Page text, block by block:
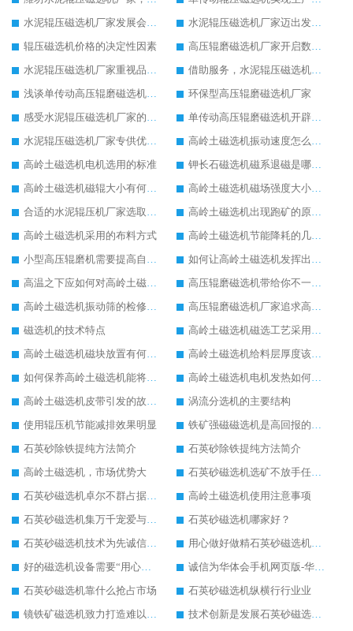
水泥辊压磁选机厂家发展会更好
水泥辊压磁选机厂家迈出发展新步伐
辊压磁选机价格的决定性因素
高压辊磨磁选机厂家开启数字转型生产
水泥辊压磁选机厂家重视品质发展
借助服务，水泥辊压磁选机厂家不断发展壮大
浅谈单传动高压辊磨磁选机节电工作
环保型高压辊磨磁选机厂家
感受水泥辊压磁选机厂家的品牌力量
单传动高压辊磨磁选机开辟新的发展思路
水泥辊压磁选机厂家专供优质好货
高岭土磁选机振动速度怎么调节
高岭土磁选机电机选用的标准
钾长石磁选机磁系退磁是哪些原因导致的
高岭土磁选机磁辊大小有何影响
高岭土磁选机磁场强度大小的选择
合适的水泥辊压机厂家选取重要
高岭土磁选机出现跑矿的原因有哪些
高岭土磁选机采用的布料方式
高岭土磁选机节能降耗的几方面要点
小型高压辊磨机需要提高自动化水平
如何让高岭土磁选机发挥出更大使用价值
高温之下应如何对高岭土磁选机进行保护
高压辊磨磁选机带给你不一样的生产意义
高岭土磁选机振动筛的检修内容
高压辊磨磁选机厂家追求高端生产
磁选机的技术特点
高岭土磁选机磁选工艺采用的分离方法
高岭土磁选机磁块放置有何要求
高岭土磁选机给料层厚度该如何调节
如何保养高岭土磁选机能将损耗尽可能降低
高岭土磁选机电机发热如何解决
高岭土磁选机皮带引发的故障有哪些
涡流分选机的主要结构
使用辊压机节能减排效果明显
铁矿强磁磁选机是高回报的项目
石英砂除铁提纯方法简介
石英砂除铁提纯方法简介
高岭土磁选机，市场优势大
石英砂磁选机选矿不放手任何一个
石英砂磁选机卓尔不群占据磁选行业一片天
高岭土磁选机使用注意事项
石英砂磁选机集万千宠爱与一身
石英砂磁选机哪家好？
石英砂磁选机技术为先诚信经营
用心做好做精石英砂磁选机塑造高端企业形象
好的磁选机设备需要“用心呵护”
诚信为华体会手机网页版-华体会(中国) 石英砂磁选机发展保驾护航
石英砂磁选机靠什么抢占市场
石英砂磁选机纵横行行业业
镜铁矿磁选机致力打造难以超越的臻品
技术创新是发展石英砂磁选机的主要驱动力